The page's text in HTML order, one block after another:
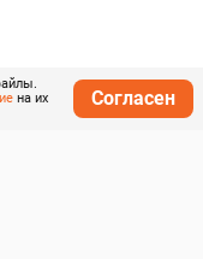
на их
Согласен